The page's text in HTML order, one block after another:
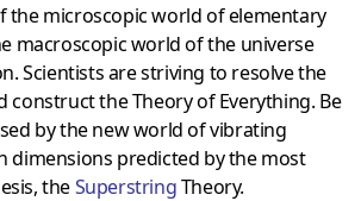
the microscopic world of elementary
macroscopic world of the universe
Scientists are striving to resolve the
construct the Theory of Everything. Be
by the new world of vibrating
dimensions predicted by the most
theSuperstringTheory.